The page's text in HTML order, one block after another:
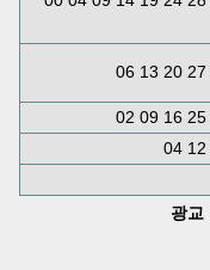
광교
06 13 20
02 09 16
04